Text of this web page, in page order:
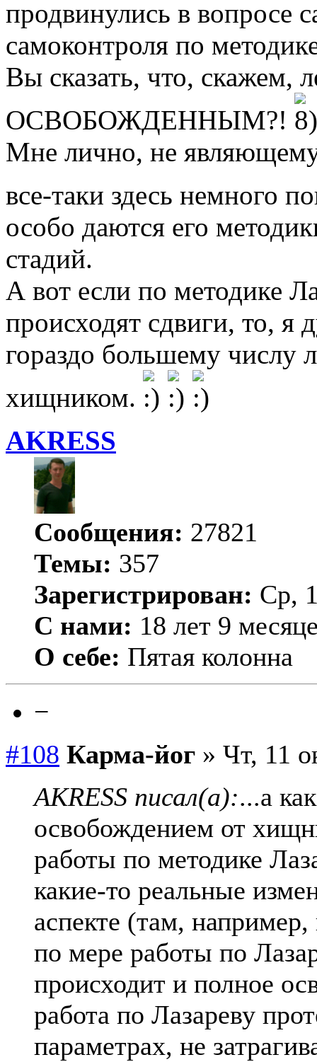
продвинулись в вопросе
самоконтроля по
Вы сказать, что, скажем,
ОСВОБОЖДЕННЫМ?!
Мне лично, не
все-таки здесь немного
особо даются его
стадий.
А вот если по методике
происходят сдвиги, то,
гораздо большему числу
хищником.
AKRESS
Сообщения: 27821
Темы: 357
Зарегистрирован: Ср,
С нами: 18 лет 9
О себе: Пятая колонна
−
#108 Карма-йог » Чт, 11
AKRESS писал(а):...а
освобождением от
работы по методике
какие-то реальные
аспекте (там,
по мере работы по
происходит и полное
работа по Лазареву
параметрах, не